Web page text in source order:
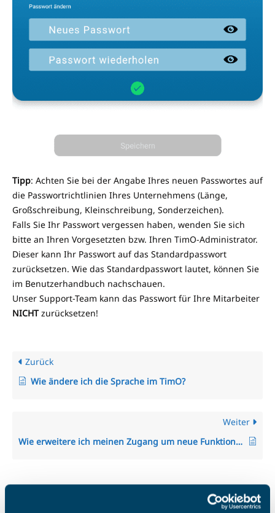
Tipp: Achten Sie bei der Angabe Ihres neuen Passwortes auf
die Passwortrichtlinien Ihres Unternehmens (Länge,
Großschreibung, Kleinschreibung, Sonderzeichen).
Falls Sie Ihr Passwort vergessen haben, wenden Sie sich
bitte an Ihren Vorgesetzten bzw. Ihren TimO-Administrator.
Dieser kann Ihr Passwort auf das Standardpasswort
zurücksetzen. Wie das Standardpasswort lautet, können Sie
im Benutzerhandbuch nachschauen.
Unser Support-Team kann das Passwort für Ihre Mitarbeiter
NICHTzurücksetzen!
Zurück
Wie ändere ich die Sprache im TimO?
Weiter
Wie erweitere ich meinen Zugang um neue Funktionen aus anderen Modulen?